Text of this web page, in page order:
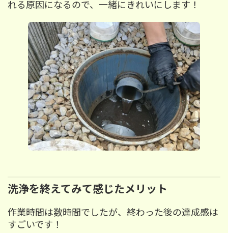
れる原因になるので、一緒にきれいにします！
洗浄を終えてみて感じたメリット
作業時間は数時間でしたが、終わった後の達成感は
すごいです！